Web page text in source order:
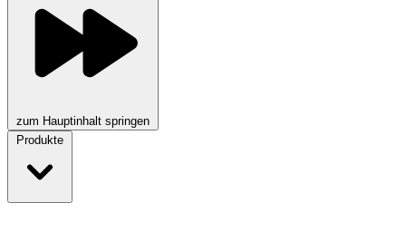
zum Hauptinhalt springen
Produkte